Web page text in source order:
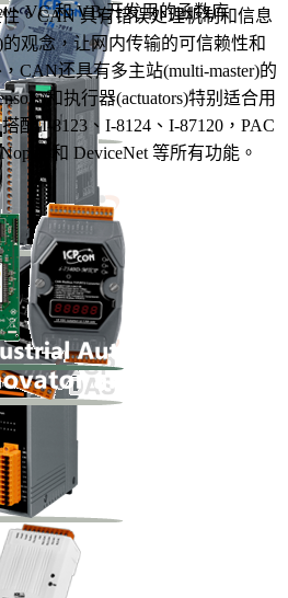
、VC 和 VB 开发用的函数库
。CAN 具有错误处理机制和信息
的观念，让网内传输的可信赖性和
CAN还具有多主站(multi-master)的
和执行器(actuators)特别适合用
配 I-8123、I-8124、I-87120，PAC
和 DeviceNet 等所有功能。